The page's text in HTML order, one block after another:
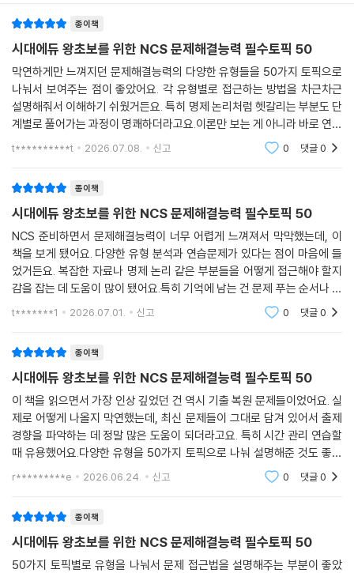
종이책
시대에듀 왕초보를 위한 NCS 문제해결능력 필수토픽 50
막연하게만 느껴지던 문제해결능력의 다양한 유형들을 50가지 토픽으로
나눠서 보여주는 점이 좋았어요. 각 유형별로 접근하는 방법을 차근차근
설명해줘서 이해하기 쉬웠거든요. 특히 명제 논리처럼 헷갈리는 부분도 단
계별로 풀어가는 과정이 명쾌하더라고요.이론만 보는 게 아니라 바로 연습
문제로 적용해보면서 감을 익힐 수 있어서 실질적으로 도움이 됐어요. 실
t**********t 2026.07.08. 신고 0 댓글0
종이책
시대에듀 왕초보를 위한 NCS 문제해결능력 필수토픽 50
NCS 준비하면서 문제해결능력이 너무 어렵게 느껴져서 막막했는데, 이
책을 보게 됐어요. 다양한 유형 분석과 연습문제가 있다는 점이 마음에 들
었거든요. 복잡한 자료나 명제 논리 같은 부분들을 어떻게 접근해야 할지
감을 잡는 데 도움이 많이 됐어요.특히 기억에 남는 건 문제 푸는 순서나 자
료를 빠르게 파악하는 팁들이었어요. 제한된 시간 안에 여러 조건을 분석
t*******1 2026.07.01. 신고 0 댓글0
종이책
시대에듀 왕초보를 위한 NCS 문제해결능력 필수토픽 50
이 책을 읽으면서 가장 인상 깊었던 건 역시 기출 복원 문제들이었어요. 실
제로 어떻게 나올지 막연했는데, 최신 문제들이 그대로 담겨 있어서 출제
경향을 파악하는 데 정말 많은 도움이 되더라고요. 특히 시간 관리 연습할
때 유용했어요.다양한 유형을 50가지 토픽으로 나눠 설명해준 것도 좋았
어요. 제가 어떤 유형에 약하고 강한지 정확히 알 수 있었고, 약한 부분은
r*********e 2026.06.24. 신고 0 댓글0
종이책
시대에듀 왕초보를 위한 NCS 문제해결능력 필수토픽 50
50가지 토픽별로 유형을 나눠서 문제 접근법을 설명해주는 부분이 좋았